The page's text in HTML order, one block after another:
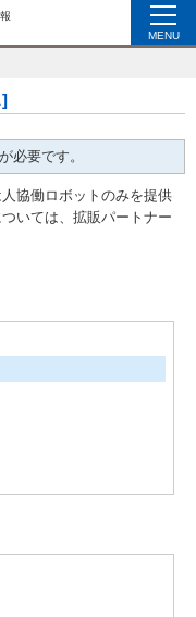
MENU
]
が必要です。
協働ロボットのみを提供
いては、拡販パートナー